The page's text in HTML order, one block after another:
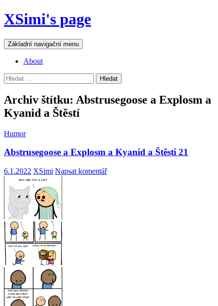
Přejít
k
webu
XSimi's page
Hledat
Základní navigační menu
About
Vyhledávání
Archiv štítku: Abstrusegoose a Explosm a
Kyanid a Štěstí
Humor
Abstrusegoose a Explosm a Kyanid a Štěstí 21
6.1.2022 XSimi Napsat komentář